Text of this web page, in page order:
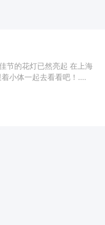
节的花灯已然亮起 在上海
小体一起去看看吧！....